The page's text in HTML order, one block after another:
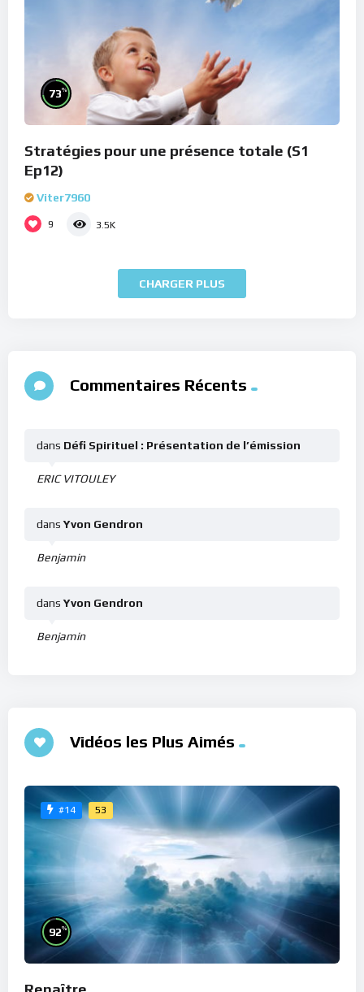
73%
Stratégies pour une présence totale (S1
Ep12)
Viter7960
9 3.5K
CHARGER PLUS
Commentaires Récents
ERIC VITOULEY
dans Défi Spirituel : Présentation de l’émission
Benjamin
dans Yvon Gendron
Benjamin
dans Yvon Gendron
Vidéos les Plus Aimés
#14 53
92%